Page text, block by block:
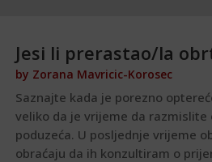
Jesi li prerastao/la
by Zorana Mavricic-Korosec
Saznajte kada je porezno
veliko da je vrijeme da razmislite
poduzeća. U posljednje vrijeme
obraćaju da ih konzultiram o